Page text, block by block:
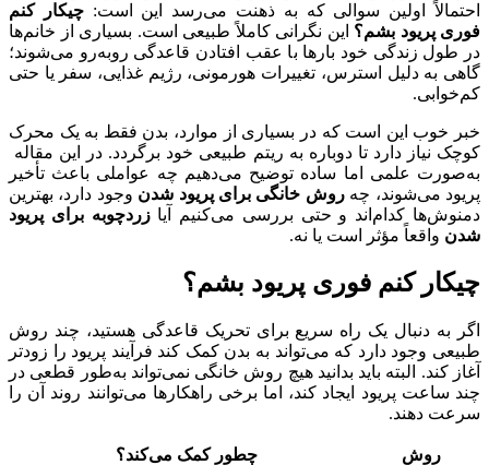
احتمالاً اولین سوالی که به ذهنت می‌رسد این است:چیکار کنم
فوری پریود بشم؟ این نگرانی کاملاً طبیعی است. بسیاری از خانم‌ها
در طول زندگی خود بارها با عقب افتادن قاعدگی روبه‌رو می‌شوند؛
گاهی به دلیل استرس، تغییرات هورمونی، رژیم غذایی، سفر یا حتی
کم‌خوابی.
خبر خوب این است که در بسیاری از موارد، بدن فقط به یک محرک
کوچک نیاز دارد تا دوباره به ریتم طبیعی خود برگردد. در این مقاله
به‌صورت علمی اما ساده توضیح می‌دهیم چه عواملی باعث تأخیر
پریود می‌شوند، چهروش خانگی برای پریود شدن وجود دارد، بهترین
دمنوش‌ها کدام‌اند و حتی بررسی می‌کنیم آیازردچوبه برای پریود
شدن واقعاً مؤثر است یا نه.
چیکار کنم فوری پریود بشم؟
اگر به دنبال یک راه سریع برای تحریک قاعدگی هستید، چند روش
طبیعی وجود دارد که می‌تواند به بدن کمک کند فرآیند پریود را زودتر
آغاز کند. البته باید بدانید هیچ روش خانگی نمی‌تواند به‌طور قطعی در
چند ساعت پریود ایجاد کند، اما برخی راهکارها می‌توانند روند آن را
سرعت دهند.
روش
چطور کمک می‌کند؟